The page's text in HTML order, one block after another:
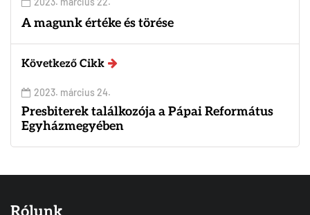
A magunk értéke és törése
Következő Cikk
2023. március 24.
Presbiterek találkozója a Pápai Református
Egyházmegyében
Rólunk